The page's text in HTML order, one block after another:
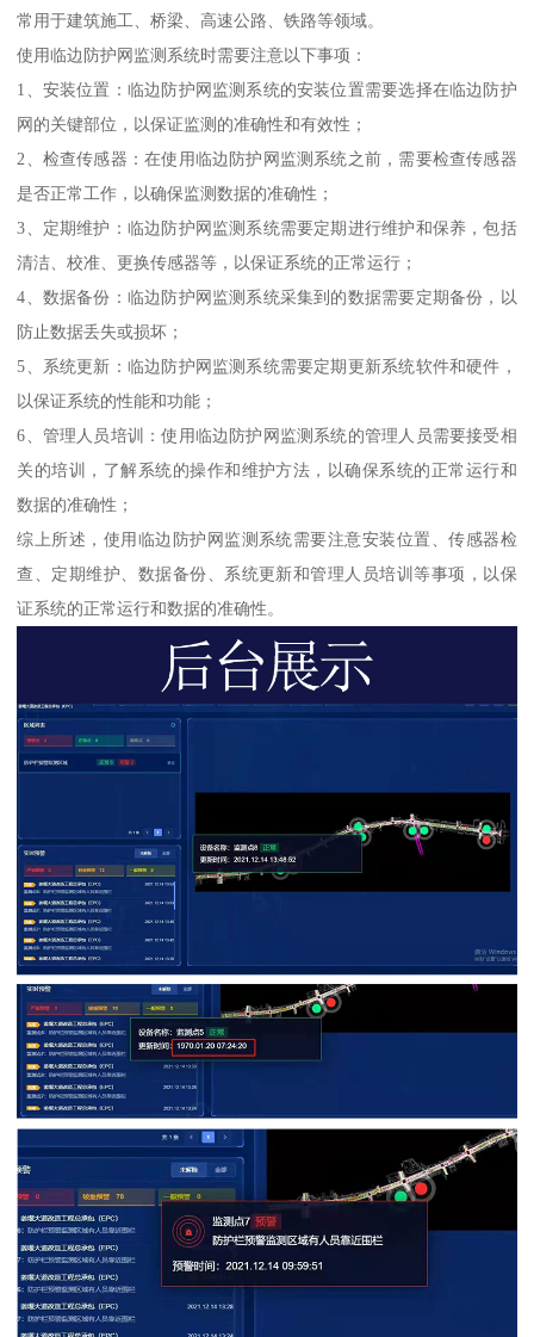
常用于建筑施工、桥梁、高速公路、铁路等领域。
使用临边防护网监测系统时需要注意以下事项：
1、安装位置：临边防护网监测系统的安装位置需要选择在临边防护
网的关键部位，以保证监测的准确性和有效性；
2、检查传感器：在使用临边防护网监测系统之前，需要检查传感器
是否正常工作，以确保监测数据的准确性；
3、定期维护：临边防护网监测系统需要定期进行维护和保养，包括
清洁、校准、更换传感器等，以保证系统的正常运行；
4、数据备份：临边防护网监测系统采集到的数据需要定期备份，以
防止数据丢失或损坏；
5、系统更新：临边防护网监测系统需要定期更新系统软件和硬件，
以保证系统的性能和功能；
6、管理人员培训：使用临边防护网监测系统的管理人员需要接受相
关的培训，了解系统的操作和维护方法，以确保系统的正常运行和
数据的准确性；
综上所述，使用临边防护网监测系统需要注意安装位置、传感器检
查、定期维护、数据备份、系统更新和管理人员培训等事项，以保
证系统的正常运行和数据的准确性。